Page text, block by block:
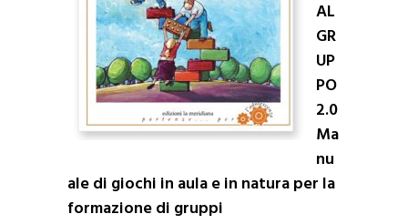
AL
GR
UP
PO
2.0
Ma
nu
ale di giochi in aula e in natura per la
formazione di gruppi